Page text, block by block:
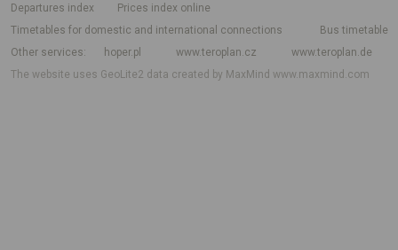
departures index
Prices index online
Timetables for domestic and international connections
Bus timetable
Other services
hoper.pl www.teroplan.cz
www.teroplan.de
The website uses GeoLite2 data created by MaxMindwww.maxmind.com